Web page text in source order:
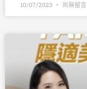
10/07/2023 尚無留言